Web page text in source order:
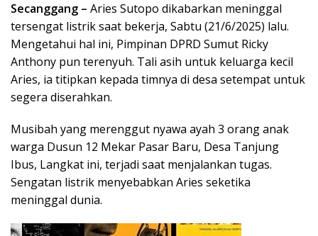
Secanggang – Aries Sutopo dikabarkan meninggal
tersengat listrik saat bekerja, Sabtu (21/6/2025) lalu.
Mengetahui hal ini, Pimpinan DPRD Sumut Ricky
Anthony pun terenyuh. Tali asih untuk keluarga kecil
Aries, ia titipkan kepada timnya di desa setempat untuk
segera diserahkan.
Musibah yang merenggut nyawa ayah 3 orang anak
warga Dusun 12 Mekar Pasar Baru, Desa Tanjung
Ibus, Langkat ini, terjadi saat menjalankan tugas.
Sengatan listrik menyebabkan Aries seketika
meninggal dunia.